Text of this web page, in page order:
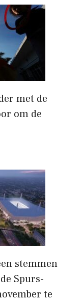
met de
om de
stemmen
Spurs-
te